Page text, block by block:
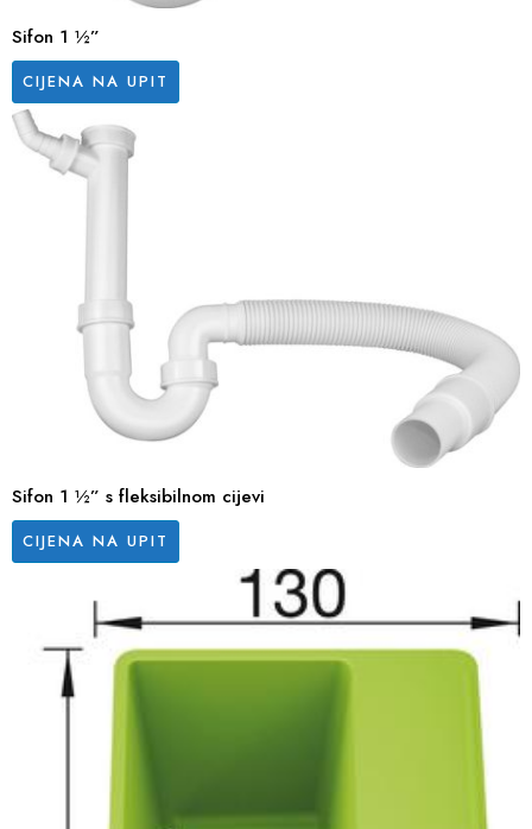
Sifon 1 ½”
CIJENA NA UPIT
Sifon 1 ½” s fleksibilnom cijevi
CIJENA NA UPIT